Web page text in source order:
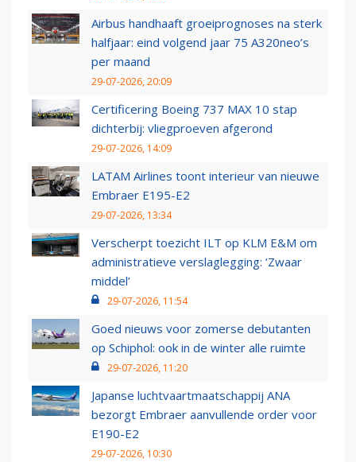
Airbus handhaaft groeiprognoses na sterk
halfjaar: eind volgend jaar 75 A320neo’s
per maand
29-07-2026, 20:09
Certificering Boeing 737 MAX 10 stap
dichterbij: vliegproeven afgerond
29-07-2026, 14:09
LATAM Airlines toont interieur van nieuwe
Embraer E195-E2
29-07-2026, 13:34
Verscherpt toezicht ILT op KLM E&M om
administratieve verslaglegging: ‘Zwaar
middel’
29-07-2026, 11:54
Goed nieuws voor zomerse debutanten
op Schiphol: ook in de winter alle ruimte
29-07-2026, 11:20
Japanse luchtvaartmaatschappij ANA
bezorgt Embraer aanvullende order voor
E190-E2
29-07-2026, 10:30